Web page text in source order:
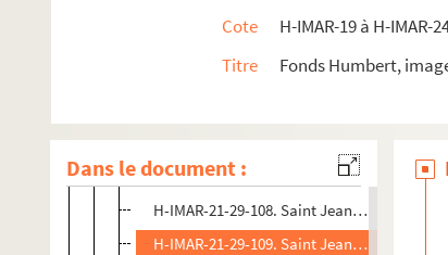
Cote
H-IMAR-19 à H-IMAR-
Titre
Fonds Humbert,
Dans le document :
H-IMAR-21-27-104. Saint Jean-Baptiste
H-IMAR-21-28-106. Saint Jean-Baptiste
H-IMAR-21-28-107. Saint Jean-Baptiste
H-IMAR-21-29-108. Saint Jean-Baptiste
H-IMAR-21-29-109. Saint Jean-Baptiste